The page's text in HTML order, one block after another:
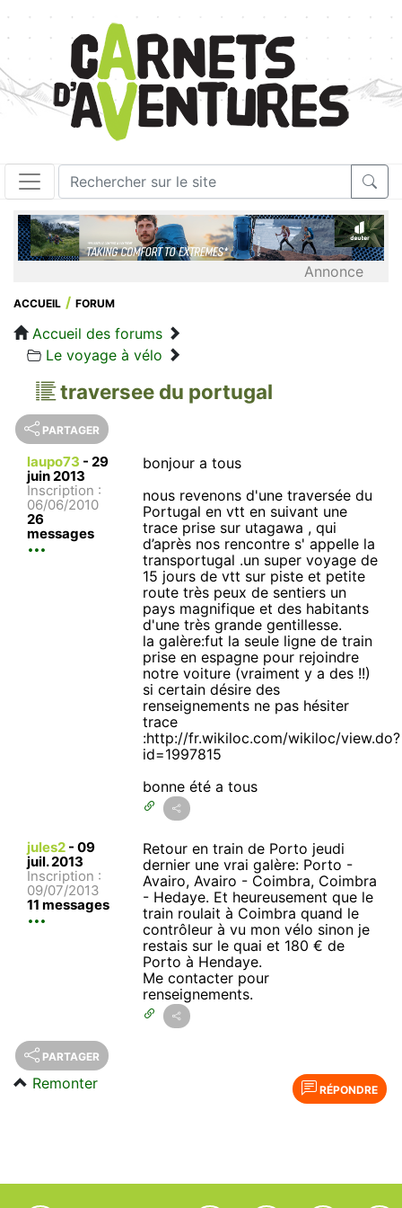
Annonce
ACCUEIL FORUM
Accueil des forums
Le voyage à vélo
traversee du portugal
PARTAGER
laupo73 - 29
juin 2013
Inscription :
06/06/2010
26
messages
bonjour a tous
nous revenons d'une traversée du
Portugal en vtt en suivant une
trace prise sur utagawa , qui
d’après nos rencontre s' appelle la
transportugal .un super voyage de
15 jours de vtt sur piste et petite
route très peux de sentiers un
pays magnifique et des habitants
d'une très grande gentillesse.
la galère:fut la seule ligne de train
prise en espagne pour rejoindre
notre voiture (vraiment y a des !!)
si certain désire des
renseignements ne pas hésiter
trace
:http://fr.wikiloc.com/wikiloc/view.do?
id=1997815
bonne été a tous
jules2 - 09
juil. 2013
Inscription :
09/07/2013
11 messages
Retour en train de Porto jeudi
dernier une vrai galère: Porto -
Avairo, Avairo - Coimbra, Coimbra
- Hedaye. Et heureusement que le
train roulait à Coimbra quand le
contrôleur à vu mon vélo sinon je
restais sur le quai et 180 € de
Porto à Hendaye.
Me contacter pour
renseignements.
PARTAGER
RÉPONDRE
Remonter